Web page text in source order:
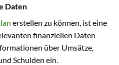
Daten
erstellen zu können, ist eine
finanziellen Daten
über Umsätze,
Schulden ein.